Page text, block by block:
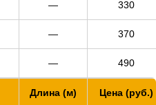
— 330
— 370
— 490
Длина (м) Цена (руб.)
12 свай;